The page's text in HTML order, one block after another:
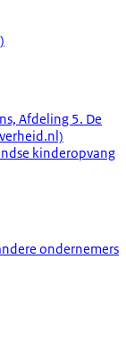
Afdeling 5. De
kinderopvang
ondernemers